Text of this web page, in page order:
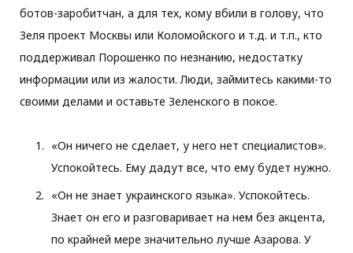
ботов-заробитчан, а для тех, кому вбили в голову, что
Зеля проект Москвы или Коломойского и т.д. и т.п., кто
поддерживал Порошенко по незнанию, недостатку
информации или из жалости. Люди, займитесь какими-то
своими делами и оставьте Зеленского в покое.
«Он ничего не сделает, у него нет специалистов».
Успокойтесь. Ему дадут все, что ему будет нужно.
«Он не знает украинского языка». Успокойтесь.
Знает он его и разговаривает на нем без акцента,
по крайней мере значительно лучше Азарова. У